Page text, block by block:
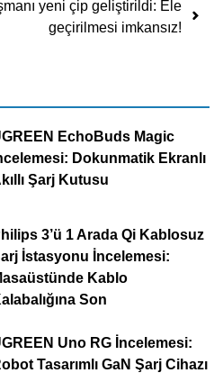
yeni çip geliştirildi: Ele
geçirilmesi imkansız!
EchoBuds Magic
Dokunmatik Ekranlı
Şarj Kutusu
3’ü 1 Arada Qi Kablosuz
İstasyonu İncelemesi:
Kablo
Son
Uno RG İncelemesi:
Tasarımlı GaN Şarj Cihazı